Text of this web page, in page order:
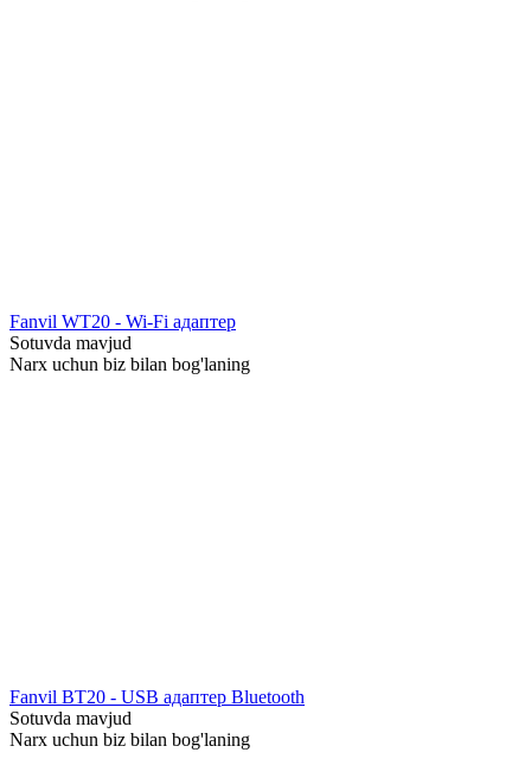
Fanvil WT20 - Wi-Fi адаптер
Sotuvda mavjud
Narx uchun biz bilan bog'laning
Fanvil BT20 - USB адаптер Bluetooth
Sotuvda mavjud
Narx uchun biz bilan bog'laning